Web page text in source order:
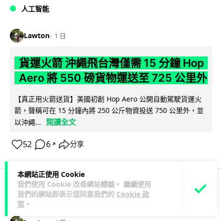
本網站正使用 Cookie
我們使用 Cookie 改善網站體驗。 繼續使用
我們的網站即表示您同意我們的 Cookie 政
策 。
人工智能
Lawton 1 日
貨運火箭 沖繩飛台灣僅需 15 分鐘 Hop
Aero 將 550 磅貨物運送至 725 公里外
【真正用火箭送貨】美國初創 Hop Aero 公開自動駕駛貨運火
箭，聲稱可在 15 分鐘內將 250 公斤物資投送 750 公里外，並
以沖繩...
閱讀全文
52 6 ↗ 分享
科技娛樂 遊戲情報